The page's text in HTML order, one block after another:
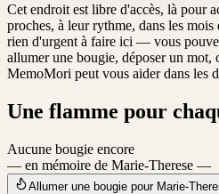
Cet endroit est libre d'accès, là pour
proches, à leur rythme, dans les
rien d'urgent à faire ici — vous
allumer une bougie, déposer un mot,
MemoMori peut vous aider dans les
Une flamme pour
Aucune bougie encore
— en mémoire de Marie-Therese —
Allumer une bougie pour Marie-